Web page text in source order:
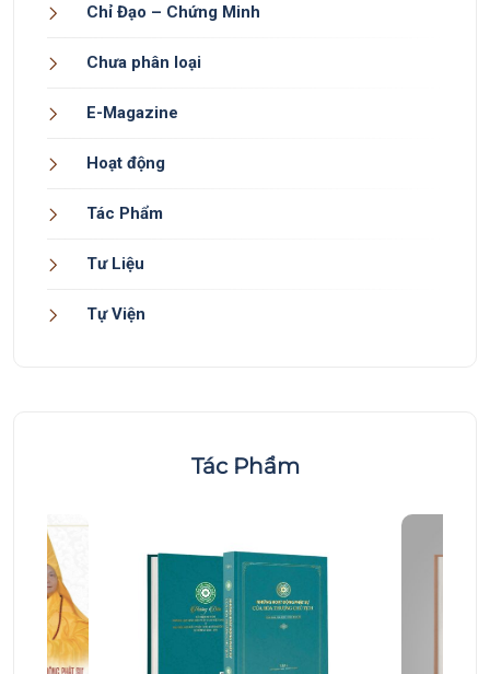
Chỉ Đạo – Chứng Minh
Chưa phân loại
E-Magazine
Hoạt động
Tác Phẩm
Tư Liệu
Tự Viện
Tác Phẩm